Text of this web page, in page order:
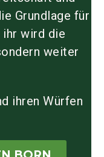
Grundlage für
ihr wird die
weiter
ihren Würfen